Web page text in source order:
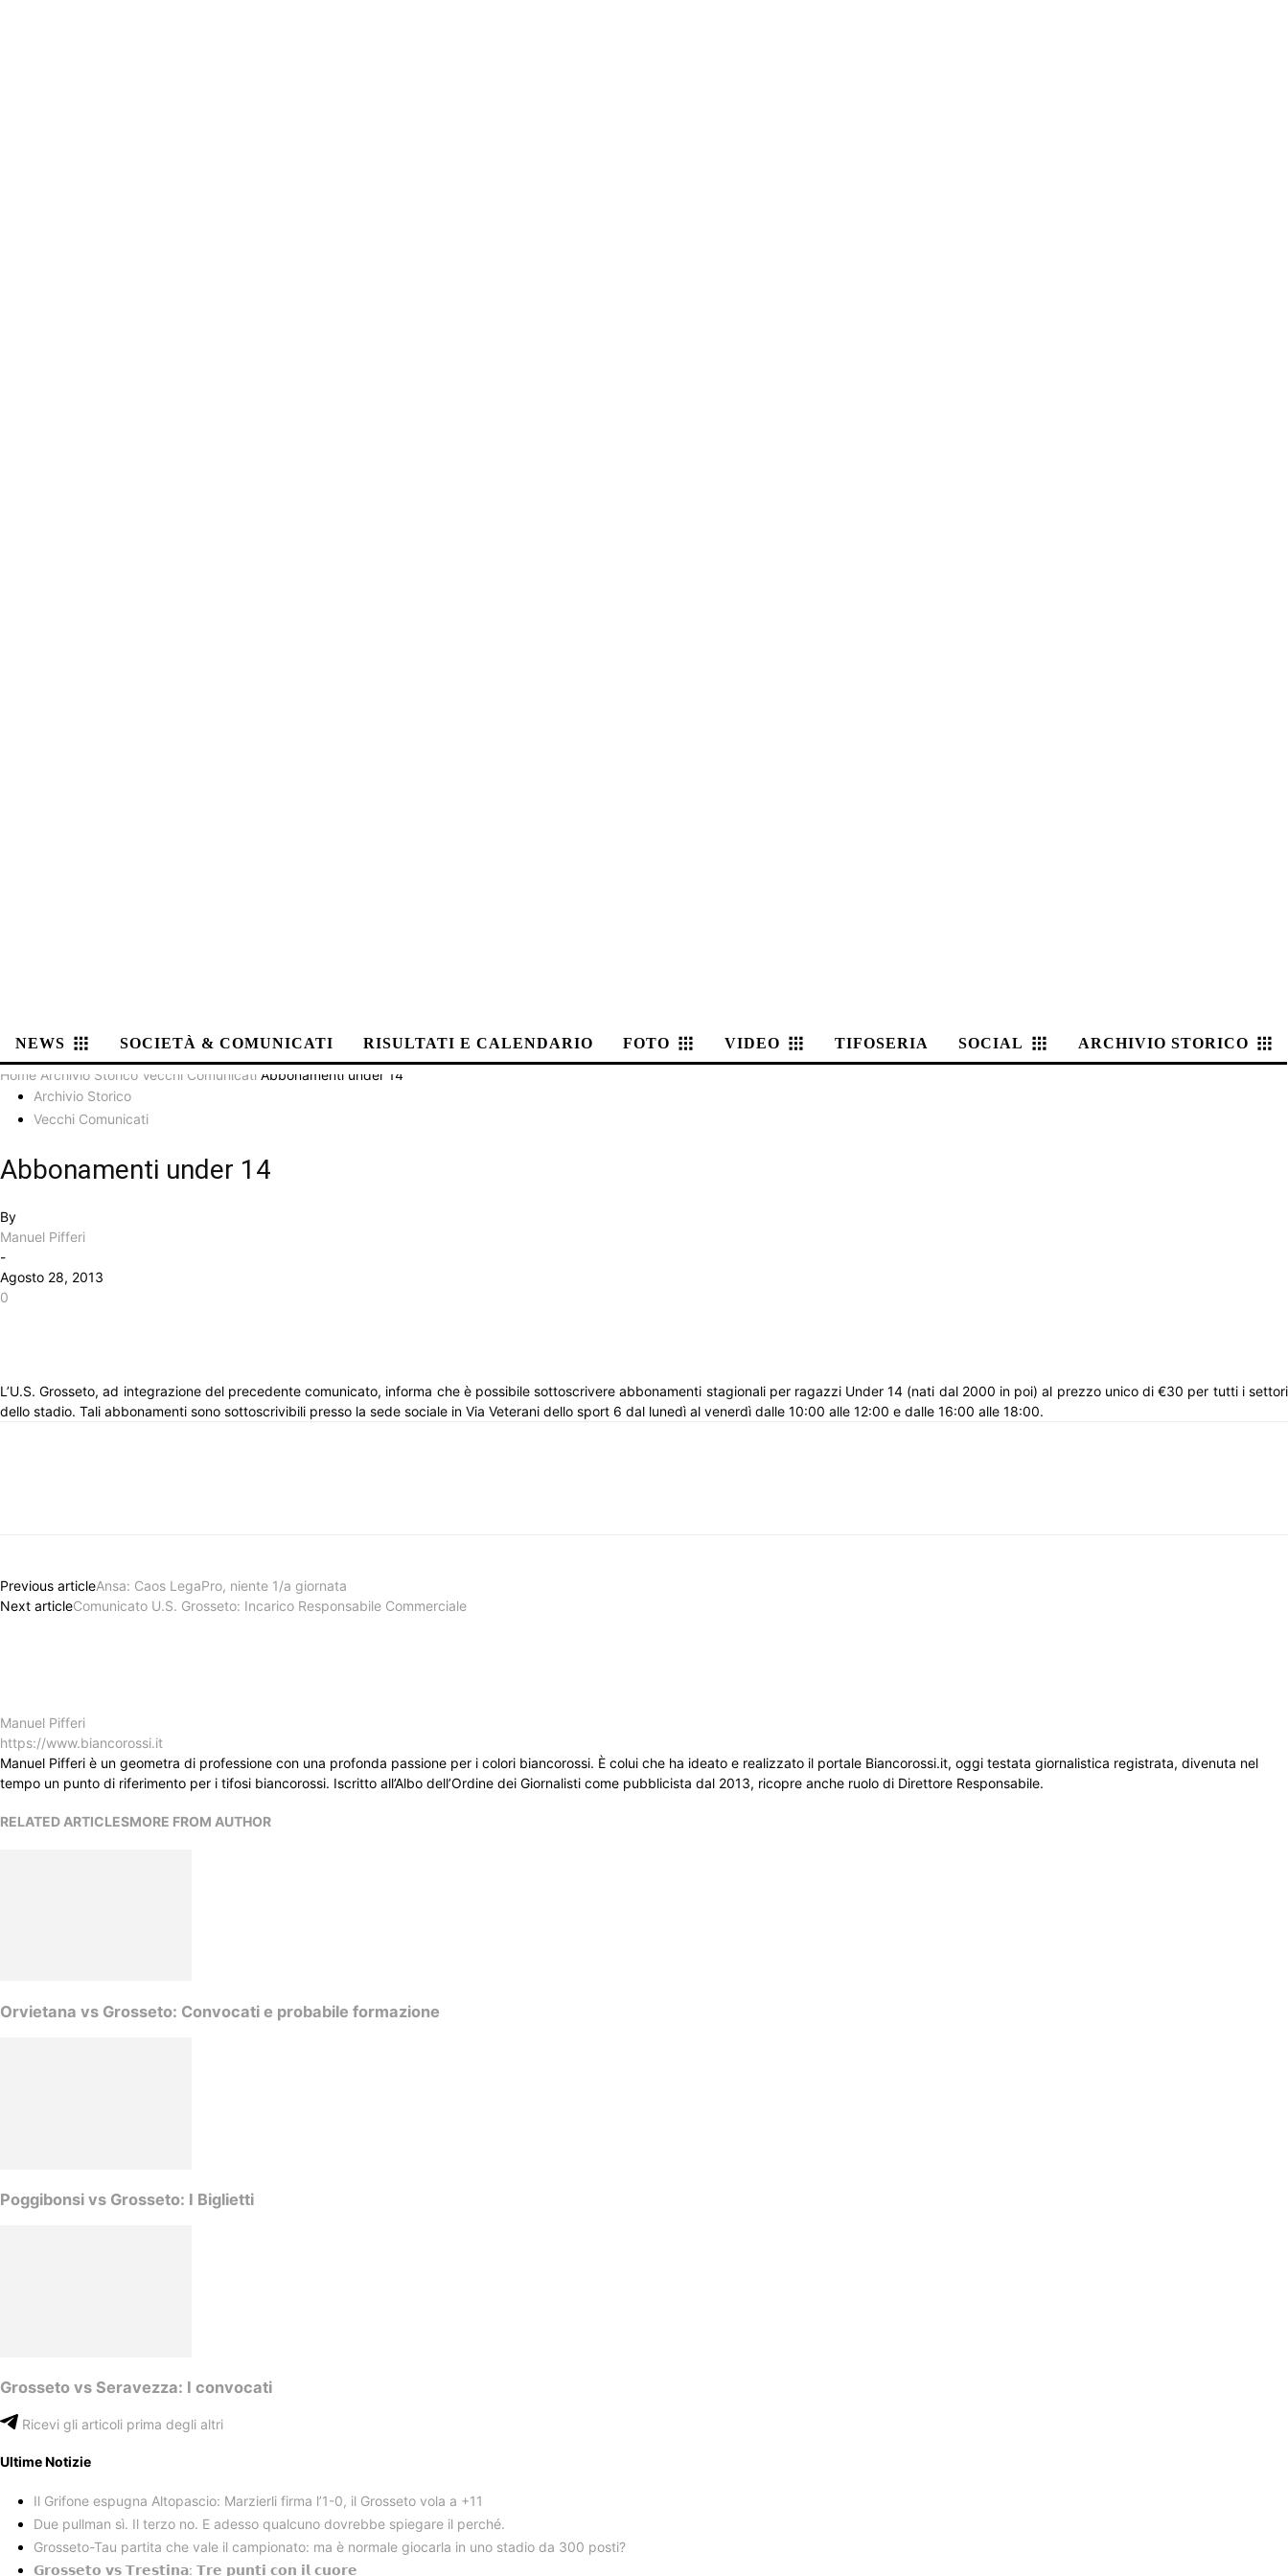
NEWS SOCIETÀ & COMUNICATI RISULTATI E CALENDARIO FOTO VIDEO TIFOSERIA SOCIAL
ARCHIVIO STORICO
Home Archivio Storico Vecchi Comunicati Abbonamenti under 14
Archivio Storico
Vecchi Comunicati
Abbonamenti under 14
By
Manuel Pifferi
-
Agosto 28, 2013
0
L’U.S. Grosseto, ad integrazione del precedente comunicato, informa che è possibile sottoscrivere abbonamenti stagionali per ragazzi Under 14 (nati dal 2000 in poi) al prezzo unico di €30 per tutti i settori
dello stadio. Tali abbonamenti sono sottoscrivibili presso la sede sociale in Via Veterani dello sport 6 dal lunedì al venerdì dalle 10:00 alle 12:00 e dalle 16:00 alle 18:00.
Previous articleAnsa: Caos LegaPro, niente 1/a giornata
Next articleComunicato U.S. Grosseto: Incarico Responsabile Commerciale
Manuel Pifferi
https://www.biancorossi.it
Manuel Pifferi è un geometra di professione con una profonda passione per i colori biancorossi. È colui che ha ideato e realizzato il portale Biancorossi.it, oggi testata giornalistica registrata, divenuta nel
tempo un punto di riferimento per i tifosi biancorossi. Iscritto all’Albo dell’Ordine dei Giornalisti come pubblicista dal 2013, ricopre anche ruolo di Direttore Responsabile.
RELATED ARTICLESMORE FROM AUTHOR
Orvietana vs Grosseto: Convocati e probabile formazione
Poggibonsi vs Grosseto: I Biglietti
Grosseto vs Seravezza: I convocati
Ricevi gli articoli prima degli altri
Ultime Notizie
Il Grifone espugna Altopascio: Marzierli firma l’1-0, il Grosseto vola a +11
Due pullman sì. Il terzo no. E adesso qualcuno dovrebbe spiegare il perché.
Grosseto-Tau partita che vale il campionato: ma è normale giocarla in uno stadio da 300 posti?
𝗚𝗿𝗼𝘀𝘀𝗲𝘁𝗼 𝘃𝘀 𝗧𝗿𝗲𝘀𝘁𝗶𝗻𝗮: 𝗧𝗿𝗲 𝗽𝘂𝗻𝘁𝗶 𝗰𝗼𝗻 𝗶𝗹 𝗰𝘂𝗼𝗿𝗲